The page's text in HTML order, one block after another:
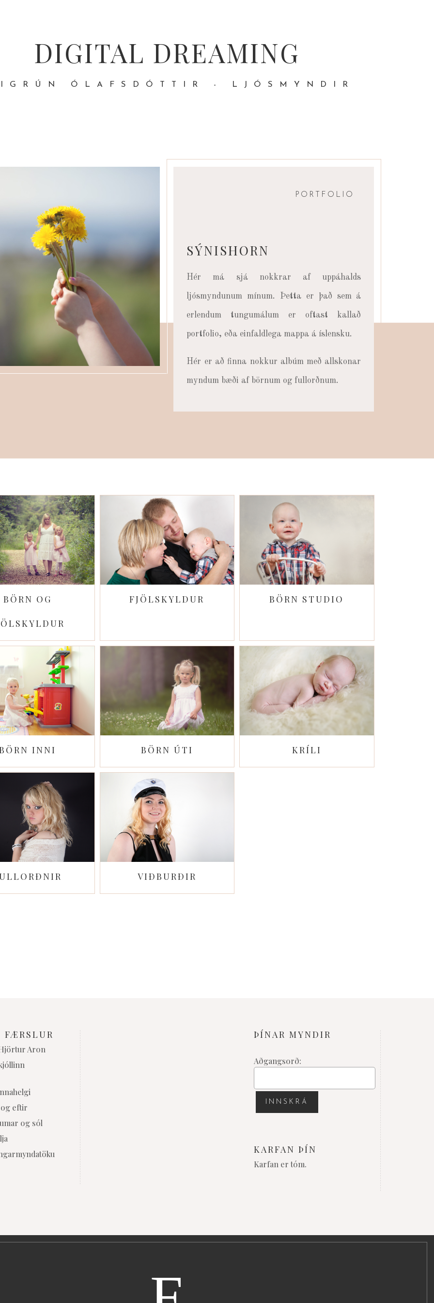
DIGITAL DREAMING
ÓLAFSDÓTTIR - LJÓSMYNDIR
PORTFOLIO
SÝNISHORN
Hér má sjá nokkrar af uppáhalds
ljósmyndunum mínum. Þetta er það sem á
erlendum tungumálum er oftast kallað
portfolio, eða einfaldlega mappa á íslensku.
Hér er að finna nokkur albúm með allskonar
myndum bæði af börnum og fullorðnum.
BÖRN OG FJÖLSKYLDUR BÖRN STUDIO
INNI BÖRN ÚTI KRÍLI
VIÐBURÐIR
FÆRSLUR
Aron
eftir
og sól
ÞÍNAR MYNDIR
Aðgangsorð:
KARFAN ÞÍN
Karfan er tóm.